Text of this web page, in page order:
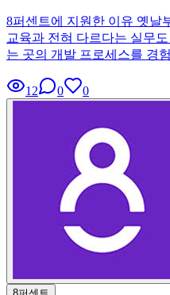
8퍼센트에 지원한 이유 옛날
교육과 전혀 다르다는 실무
는 곳의 개발 프로세스를 경
12 0 0